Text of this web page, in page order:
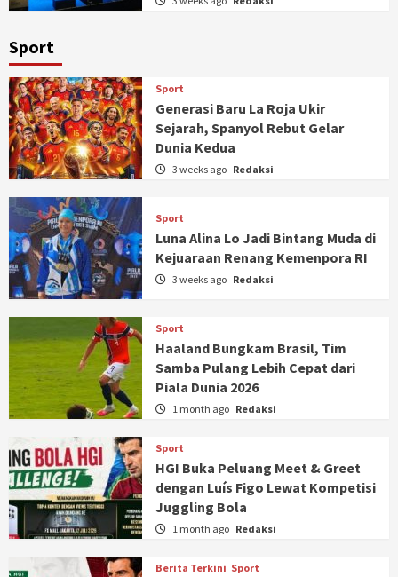
Sport
Sport
Generasi Baru La Roja Ukir
Sejarah, Spanyol Rebut Gelar
Dunia Kedua
3 weeks ago Redaksi
Sport
Luna Alina Lo Jadi Bintang Muda di
Kejuaraan Renang Kemenpora RI
3 weeks ago Redaksi
Sport
Haaland Bungkam Brasil, Tim
Samba Pulang Lebih Cepat dari
Piala Dunia 2026
1 month ago Redaksi
Sport
HGI Buka Peluang Meet & Greet
dengan Luís Figo Lewat Kompetisi
Juggling Bola
1 month ago Redaksi
Berita Terkini Sport